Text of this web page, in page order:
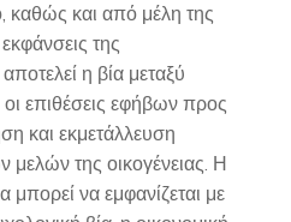
και από μέλη της
της
η βία μεταξύ
επιθέσεις εφήβων προς
και εκμετάλλευση
μελών της οικογένειας. Η
μπορεί να εμφανίζεται με